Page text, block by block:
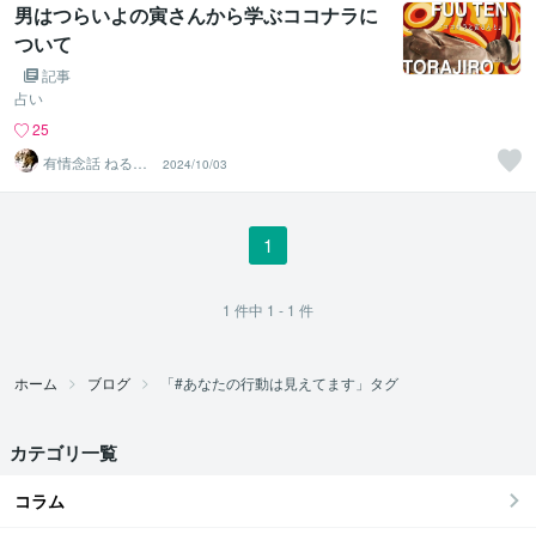
男はつらいよの寅さんから学ぶココナラに
ついて
記事
占い
25
有情念話 ねる
ふ ﾋﾋﾞｷﾏﾉｽﾍﾞｼ
2024/10/03
1
1 件中 1 - 1 件
ホーム ブログ 「#あなたの行動は見えてます」タグ
カテゴリ一覧
コラム